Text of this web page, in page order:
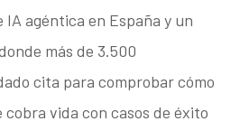
agéntica en España y un
más de 3.500
cita para comprobar cómo
cobra vida con casos de éxito